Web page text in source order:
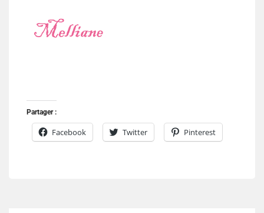
Partager :
Facebook Twitter Pinterest